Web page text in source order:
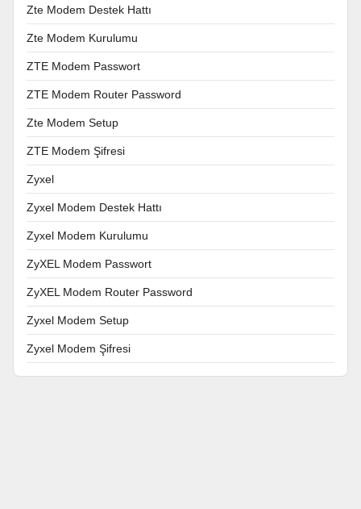
Zte Modem Destek Hattı
Zte Modem Kurulumu
ZTE Modem Passwort
ZTE Modem Router Password
Zte Modem Setup
ZTE Modem Şifresi
Zyxel
Zyxel Modem Destek Hattı
Zyxel Modem Kurulumu
ZyXEL Modem Passwort
ZyXEL Modem Router Password
Zyxel Modem Setup
Zyxel Modem Şifresi